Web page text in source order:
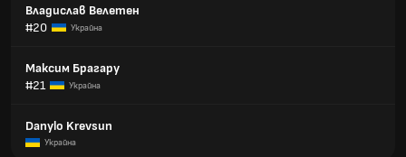
Владислав Велетен
#20
Украйна
Максим Брагару
#21
Украйна
Danylo Krevsun
Украйна